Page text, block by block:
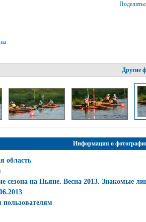
Другие
Информация о
область
сезона на Пьяне. Весна 2013. Знакомые
пользователям